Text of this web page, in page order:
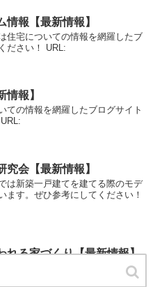
報【最新情報】
住宅についての情報を網羅したブ
ださい！ URL:
報】
ての情報を網羅したブログサイト
URL:
会【最新情報】
は新築一戸建てを建てる際のモデ
ます。ぜひ参考にしてください！
れる家づくり【最新情報】
くりは住宅についての情報を網
にしてください！ URL: